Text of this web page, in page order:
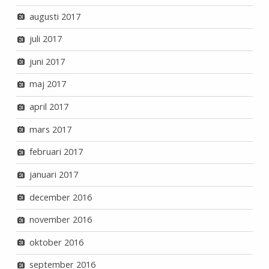
augusti 2017
juli 2017
juni 2017
maj 2017
april 2017
mars 2017
februari 2017
januari 2017
december 2016
november 2016
oktober 2016
september 2016